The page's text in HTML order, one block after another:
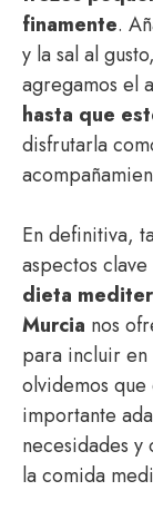
finamente.
y la sal al
agregamos el
hasta que
disfrutarla
En definitiva,
aspectos
dieta
Murcia nos
para incluir
olvidemos que
importante
necesidades y
la comida